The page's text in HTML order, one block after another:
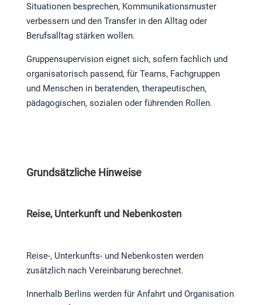
Situationen besprechen, Kommunikationsmuster
verbessern und den Transfer in den Alltag oder
Berufsalltag stärken wollen.
Gruppensupervision eignet sich, sofern fachlich und
organisatorisch passend, für Teams, Fachgruppen
und Menschen in beratenden, therapeutischen,
pädagogischen, sozialen oder führenden Rollen.
Grundsätzliche Hinweise
Reise, Unterkunft und Nebenkosten
Reise-, Unterkunfts- und Nebenkosten werden
zusätzlich nach Vereinbarung berechnet.
Innerhalb Berlins werden für Anfahrt und Organisation